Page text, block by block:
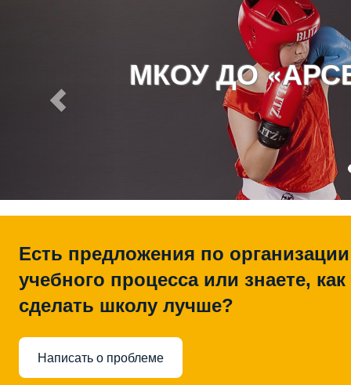
МКОУ ДО
Есть предложения по организации
учебного процесса или знаете, как
сделать школу лучше?
Написать о проблеме